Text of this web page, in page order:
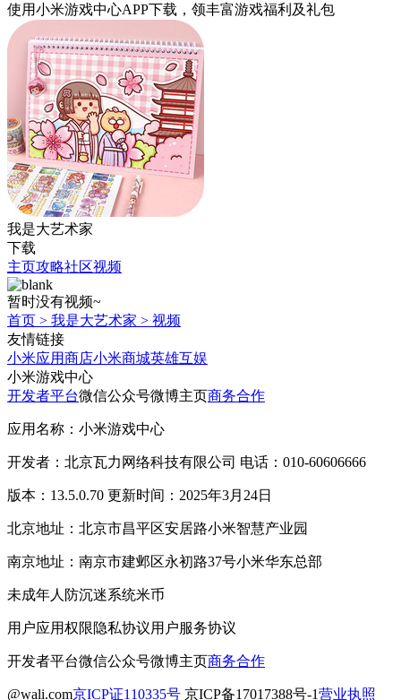
使用小米游戏中心APP下载 ，领丰富游戏福利 及礼包
我是大艺术家
下载
主页攻略社区视频
暂时没有视频~
首页 > 我是大艺术家 > 视频
友情链接
小米应用商店小米商城英雄互娱
小米游戏中心
开发者平台微信公众号微博主页商务合作
应用名称：小米游戏中心
开发者：北京瓦力网络科技有限公司 电话：010-60606666
版本：13.5.0.70 更新时间：2025年3月24日
北京地址：北京市昌平区安居路小米智慧产业园
南京地址：南京市建邺区永初路37号小米华东总部
未成年人防沉迷系统米币
用户应用权限隐私协议用户服务协议
开发者平台微信公众号微博主页商务合作
@wali.com京ICP证110335号 京ICP备17017388号-1营业执照